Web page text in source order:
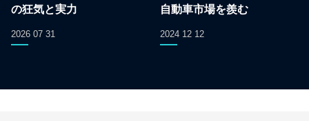
の狂気と実力
2026 07 31
自動車市場を羨む
2024 12 12